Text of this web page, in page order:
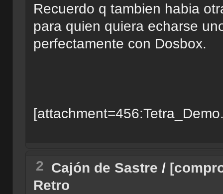
Recuerdo q tambien habia
para quien quiera echarse
perfectamente con Dosbox.
2 Cajón de Sastre /
Retro